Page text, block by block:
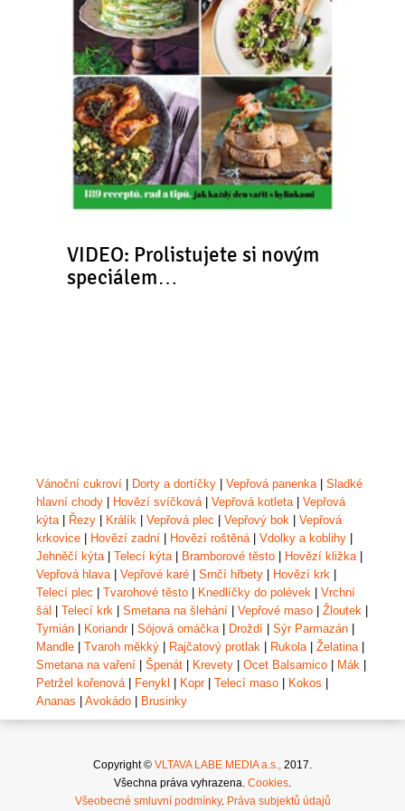
VIDEO: Prolistujete si novým
speciálem…
Vánoční cukroví Dorty a dortíčky Vepřová panenka| Sladké
hlavní chody
Hovězí svíčková| Vepřová kotleta| Vepřová
kýta| Řezy Králík Vepřová plec Vepřový bok
Vepřová
krkovice
Hovězí zadní Hovězí roštěná| Vdolky a koblihy
Jehněčí kýta| Telecí kýta| Bramborové těsto Hovězí kližka|
Vepřová hlava| Vepřové karé Srnčí hřbety Hovězí krk
Telecí plec
Tvarohové těsto Knedlíčky do polévek
Vrchní
šál
Telecí krk Smetana na šlehání Vepřové maso Žloutek
Tymián
Koriandr| Sójová omáčka| Droždí Sýr Parmazán
Mandle
Tvaroh měkký Rajčatový protlak Rukola| Želatina|
Smetana na vaření
Špenát Krevety Ocet Balsamico Mák
Petržel kořenová| Fenykl Kopr| Telecí maso Kokos
Ananas
Avokádo Brusinky
Copyright © VLTAVA LABE MEDIA a.s., 2017.
Všechna práva vyhrazena. Cookies.
Všeobecné smluvní podmínky. Práva subjektů údajů